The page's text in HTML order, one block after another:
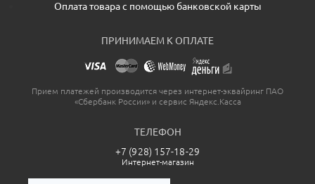
Оплата товара с помощью банковской карты
ПРИНИМАЕМ К ОПЛАТЕ
Прием платежей производится через интернет-эквайринг ПАО
«Сбербанк России» и сервис Яндекс.Касса
ТЕЛЕФОН
+7 (928) 157-18-29
Интернет-магазин